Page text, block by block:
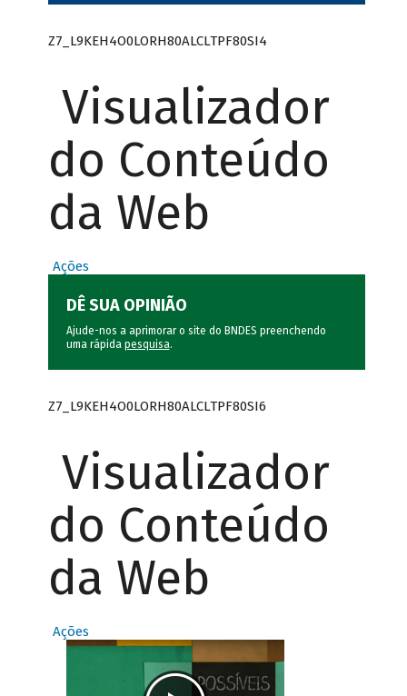
Z7_L9KEH4O0LORH80ALCLTPF80SI4
Visualizador
do Conteúdo
da Web
Ações
DÊ SUA OPINIÃO
Ajude-nos a aprimorar o site do BNDES preenchendo
uma rápida pesquisa.
Z7_L9KEH4O0LORH80ALCLTPF80SI6
Visualizador
do Conteúdo
da Web
Ações